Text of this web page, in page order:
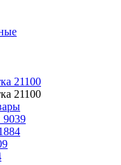
21100
21100
9039